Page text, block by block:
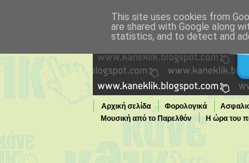
Αρχική σελίδα Φορολογικά
Μουσική από το Παρελθόν
Η ώρα του
This site uses cookies from
are shared with Google along
statistics, and to detect and